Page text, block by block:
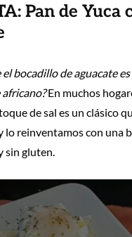
Pan de Yuca
el bocadillo de aguacate
En muchos
de sal es un clásico
lo reinventamos con una
sin gluten.